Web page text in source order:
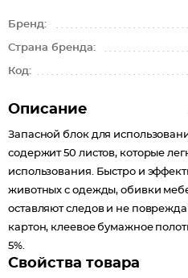
Бренд:
Страна бренда:
Код:
Описание
Запасной блок для
содержит 50 листов, которые
использования. Быстро и
животных с одежды, обивки
оставляют следов и не
картон, клеевое бумажное
5%.
Свойства товара